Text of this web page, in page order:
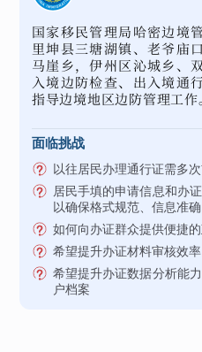
国家移民管理局哈密边境
里坤县三塘湖镇、老爷庙
马崖乡，伊州区沁城乡、
入境边防检查、出入境通
指导边境地区边防管理工作
面临挑战
以往居民办理通行证需多
居民手填的申请信息和办
以确保格式规范、信息准确
如何向办证群众提供便捷
希望提升办证材料审核效
希望提升办证数据分析能
户档案